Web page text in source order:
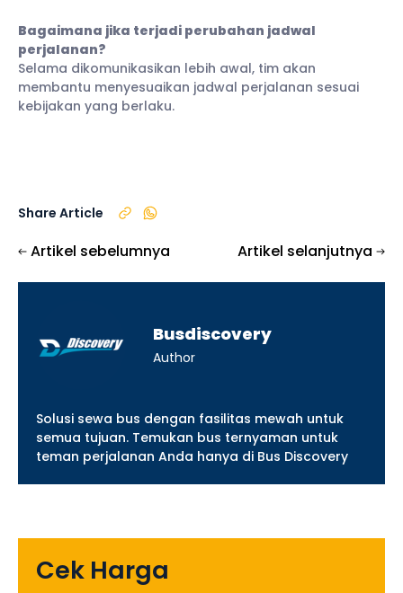
Bagaimana jika terjadi perubahan jadwal
perjalanan?
Selama dikomunikasikan lebih awal, tim akan
membantu menyesuaikan jadwal perjalanan sesuai
kebijakan yang berlaku.
Share Article
Artikel sebelumnya Artikel selanjutnya
Busdiscovery
Author
Solusi sewa bus dengan fasilitas mewah untuk
semua tujuan. Temukan bus ternyaman untuk
teman perjalanan Anda hanya di Bus Discovery
Cek Harga